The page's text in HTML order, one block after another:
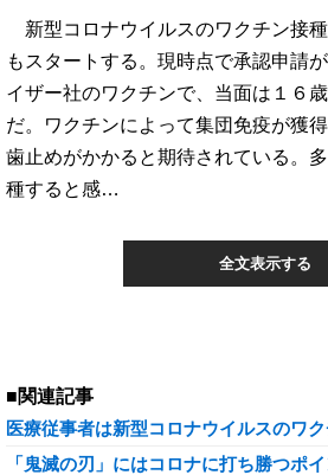
新型コロナウイルスのワクチン接
もスタートする。現時点で承認申請
イザー社のワクチンで、当面は１６
だ。ワクチンによって集団免疫が獲
歯止めがかかると期待されている。
種すると感…
全文表示する
■関連記事
医療従事者は新型コロナウイルスのワ
「鬼滅の刃」にはコロナに打ち勝つポ